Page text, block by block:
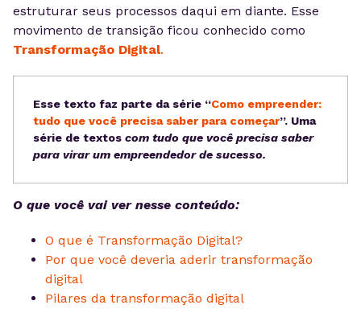
estruturar seus processos daqui em diante. Esse
movimento de transição ficou conhecido como
Transformação Digital.
Esse texto faz parte da série “Como empreender:
tudo que você precisa saber para começar”. Uma
série de textos com tudo que você precisa saber
para virar um empreendedor de sucesso.
O que você vai ver nesse conteúdo:
O que é Transformação Digital?
Por que você deveria aderir transformação
digital
Pilares da transformação digital